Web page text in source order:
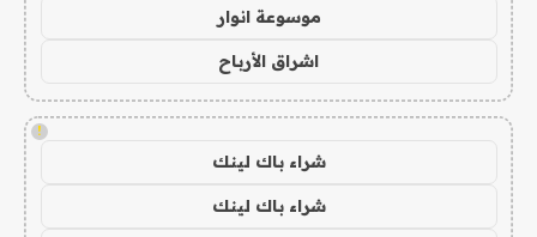
موسوعة انوار
اشراق الأرباح
!
شراء باك لينك
شراء باك لينك